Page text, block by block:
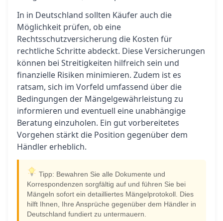
In in Deutschland sollten Käufer auch die
Möglichkeit prüfen, ob eine
Rechtsschutzversicherung die Kosten für
rechtliche Schritte abdeckt. Diese Versicherungen
können bei Streitigkeiten hilfreich sein und
finanzielle Risiken minimieren. Zudem ist es
ratsam, sich im Vorfeld umfassend über die
Bedingungen der Mängelgewährleistung zu
informieren und eventuell eine unabhängige
Beratung einzuholen. Ein gut vorbereitetes
Vorgehen stärkt die Position gegenüber dem
Händler erheblich.
Tipp: Bewahren Sie alle Dokumente und
Korrespondenzen sorgfältig auf und führen Sie bei
Mängeln sofort ein detailliertes Mängelprotokoll. Dies
hilft Ihnen, Ihre Ansprüche gegenüber dem Händler in
Deutschland fundiert zu untermauern.